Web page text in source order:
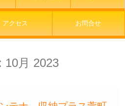
アクセス お問合せ
10月 2023